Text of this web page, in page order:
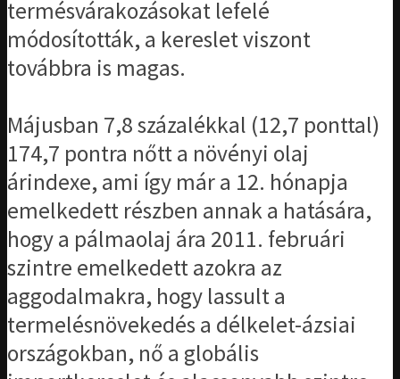
termésvárakozásokat lefelé
módosították, a kereslet viszont
továbbra is magas.
Májusban 7,8 százalékkal (12,7 ponttal)
174,7 pontra nőtt a növényi olaj
árindexe, ami így már a 12. hónapja
emelkedett részben annak a hatására,
hogy a pálmaolaj ára 2011. februári
szintre emelkedett azokra az
aggodalmakra, hogy lassult a
termelésnövekedés a délkelet-ázsiai
országokban, nő a globális